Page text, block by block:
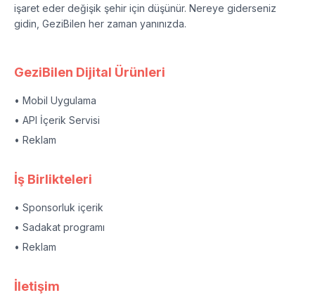
işaret eder değişik şehir için düşünür. Nereye giderseniz
gidin, GeziBilen her zaman yanınızda.
GeziBilen Dijital Ürünleri
• Mobil Uygulama
• API İçerik Servisi
• Reklam
İş Birlikteleri
• Sponsorluk içerik
• Sadakat programı
• Reklam
İletişim